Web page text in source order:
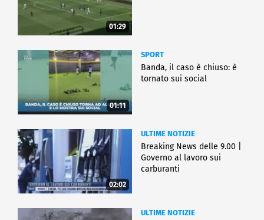
01:29
01:11
SPORT
Banda, il caso è chiuso: è
tornato sui social
02:02
ULTIME NOTIZIE
Breaking News delle 9.00 |
Governo al lavoro sui
carburanti
ULTIME NOTIZIE